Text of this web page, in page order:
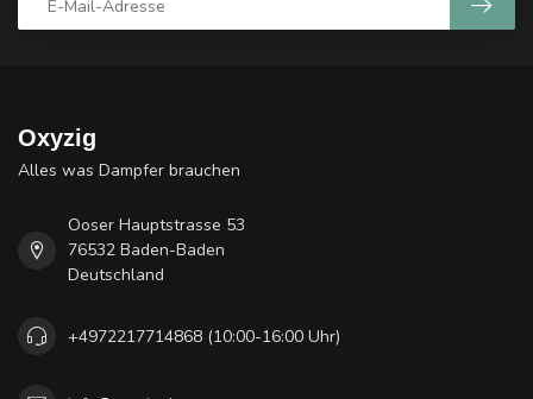
Oxyzig
Alles was Dampfer brauchen
Ooser Hauptstrasse 53
76532 Baden-Baden
Deutschland
+4972217714868 (10:00-16:00 Uhr)